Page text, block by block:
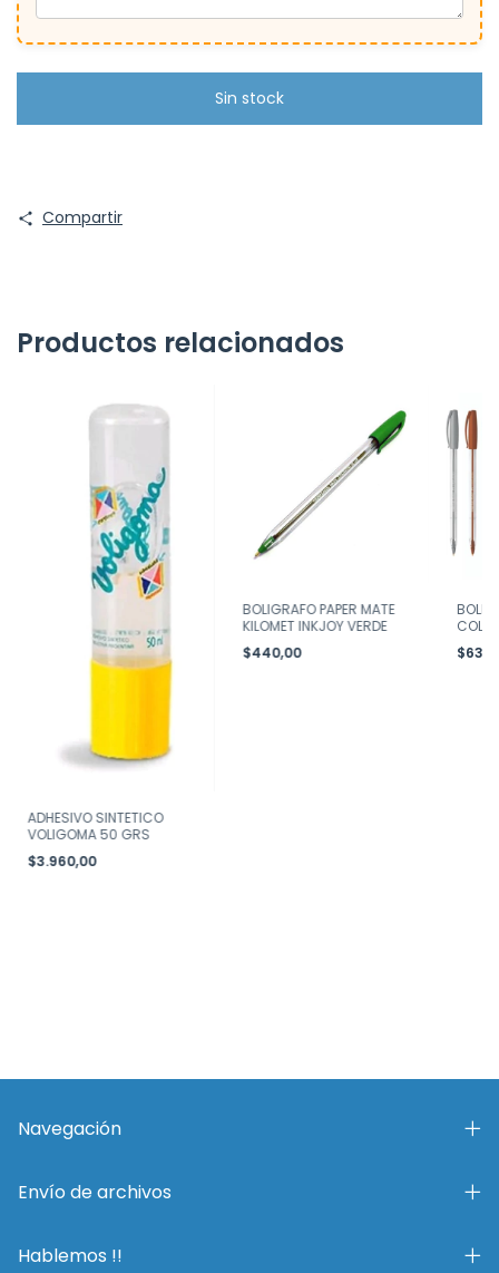
Compartir
Productos relacionados
ADHESIVO SINTETICO
VOLIGOMA 50 GRS
$3.960,00
BOLIGRAFO PAPER MATE
KILOMET INKJOY VERDE
$440,00
Navegación
Envío de archivos
Hablemos !!